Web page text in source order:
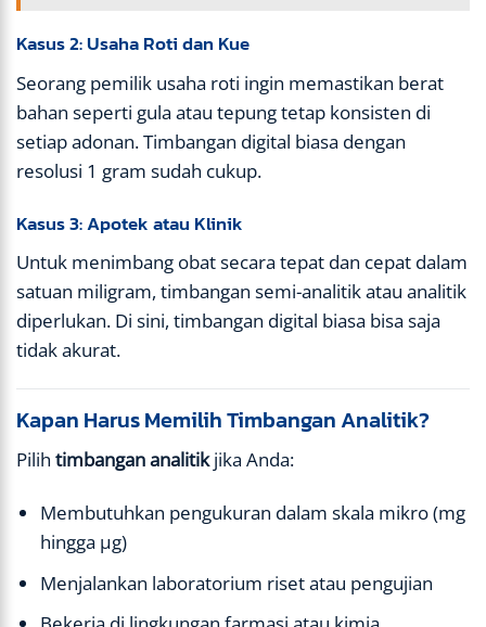
Kasus 2: Usaha Roti dan Kue
Seorang pemilik usaha roti ingin memastikan berat
bahan seperti gula atau tepung tetap konsisten di
setiap adonan. Timbangan digital biasa dengan
resolusi 1 gram sudah cukup.
Kasus 3: Apotek atau Klinik
Untuk menimbang obat secara tepat dan cepat dalam
satuan miligram, timbangan semi-analitik atau analitik
diperlukan. Di sini, timbangan digital biasa bisa saja
tidak akurat.
Kapan Harus Memilih Timbangan Analitik?
Pilih timbangan analitikjika Anda:
Membutuhkan pengukuran dalam skala mikro (mg
hingga µg)
Menjalankan laboratorium riset atau pengujian